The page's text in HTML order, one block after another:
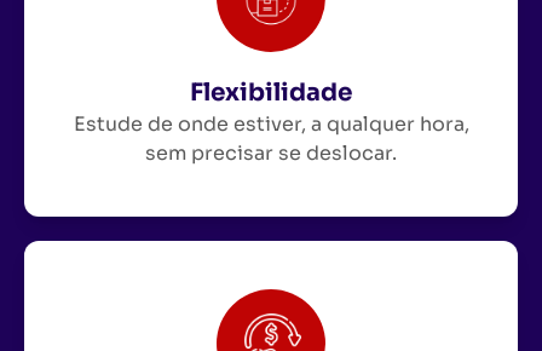
Flexibilidade
Estude de onde estiver, a qualquer hora,
sem precisar se deslocar.